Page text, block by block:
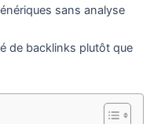
sans analyse
de backlinks plutôt que